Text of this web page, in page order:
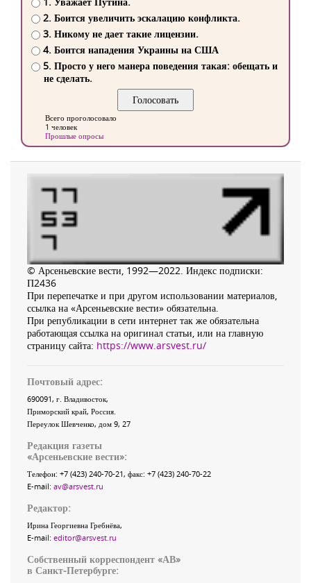
2. Боится увеличить эскалацию конфликта.
3. Никому не дает такие лицензии.
4. Боится нападения Украины на США
5. Просто у него манера поведения такая: обещать и
не сделать.
Всего проголосовало
1 человек
Прошлые опросы
© Арсеньевские вести, 1992—2022. Индекс подписки:
П2436
При перепечатке и при другом использовании материалов,
ссылка на «Арсеньевские вести» обязательна.
При републикации в сети интернет так же обязательна
работающая ссылка на оригинал статьи, или на главную
страницу сайта: https://www.arsvest.ru/
Почтовый адрес:
690091, г. Владивосток,
Приморский край, Россия
Переулок Шевченко, дом 9, 27
Редакция газеты
«Арсеньевские вести»:
Телефон: +7 (423) 240-70-21, факс: +7 (423) 240-70-22
E-mail: av@arsvest.ru
Редактор:
Ирина Георгиевна Гребнёва,
E-mail: editor@arsvest.ru
Собственный корреспондент «АВ»
в Санкт-Петербурге: